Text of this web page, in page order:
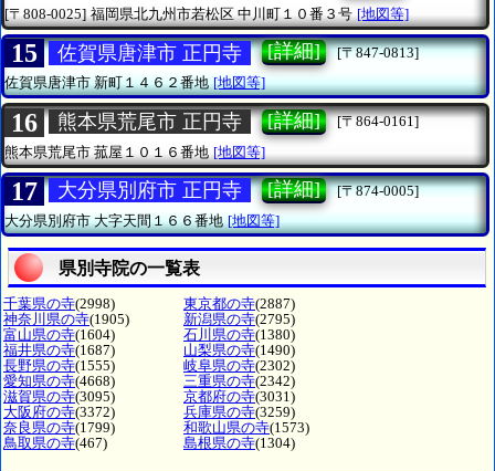
[〒808-0025] 福岡県北九州市若松区 中川町１０番３号 [地図等]
15 佐賀県唐津市 正円寺 [詳細]
[〒847-0813]
佐賀県唐津市新町１４６２番地 [地図等]
16 熊本県荒尾市 正円寺 [詳細]
[〒864-0161]
熊本県荒尾市 菰屋１０１６番地 [地図等]
17 大分県別府市 正円寺 [詳細]
[〒874-0005]
大分県別府市大字天間１６６番地 [地図等]
県別寺院の一覧表
千葉県の寺(2998) 東京都の寺(2887)
神奈川県の寺(1905) 新潟県の寺(2795)
富山県の寺(1604) 石川県の寺(1380)
福井県の寺(1687) 山梨県の寺(1490)
長野県の寺(1555) 岐阜県の寺(2302)
愛知県の寺(4668) 三重県の寺(2342)
滋賀県の寺(3095) 京都府の寺(3031)
大阪府の寺(3372) 兵庫県の寺(3259)
奈良県の寺(1799) 和歌山県の寺(1573)
鳥取県の寺(467) 島根県の寺(1304)